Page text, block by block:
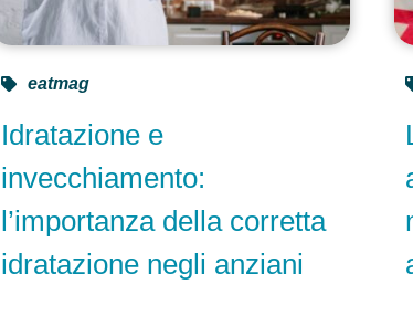
Idratazione e
invecchiamento:
l’importanza della corretta
idratazione negli anziani
eatmag